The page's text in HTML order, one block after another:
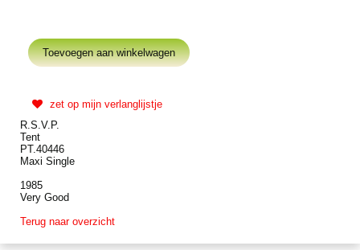
zet op mijn verlanglijstje
R.S.V.P.
Tent
PT.40446
Maxi Single
1985
Very Good
Terug naar overzicht